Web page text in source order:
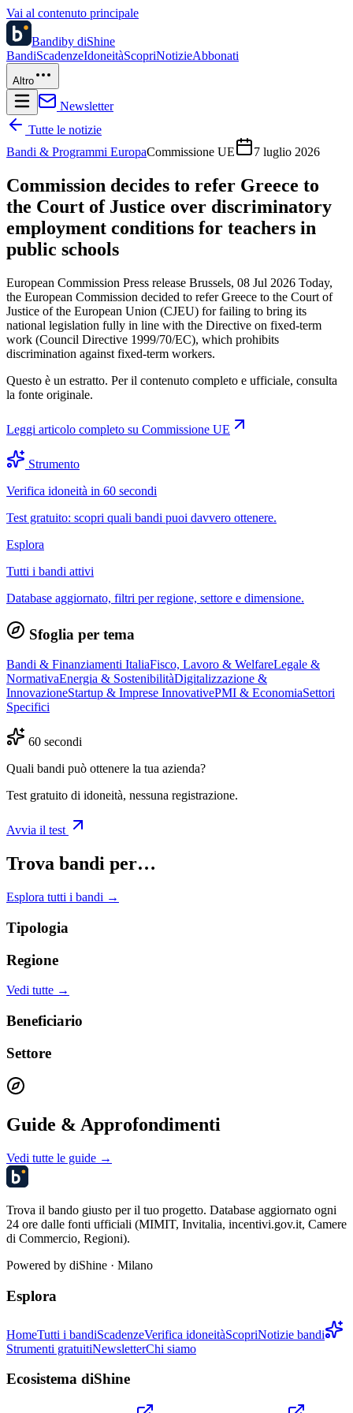
Vai al contenuto principale
Bandiby diShine
BandiScadenzeIdoneitàScopriNotizieAbbonati
Altro
Newsletter
Tutte le notizie
Bandi & Programmi EuropaCommissione UE 7 luglio 2026
Commission decides to refer Greece to
the Court of Justice over discriminatory
employment conditions for teachers in
public schools
European Commission Press release Brussels, 08 Jul 2026 Today,
the European Commission decided to refer Greece to the Court of
Justice of the European Union (CJEU) for failing to bring its
national legislation fully in line with the Directive on fixed-term
work (Council Directive 1999/70/EC), which prohibits
discrimination against fixed-term workers.
Questo è un estratto. Per il contenuto completo e ufficiale, consulta
la fonte originale.
Leggi articolo completo su Commissione UE
Strumento
Verifica idoneità in 60 secondi
Test gratuito: scopri quali bandi puoi davvero ottenere.
Esplora
Tutti i bandi attivi
Database aggiornato, filtri per regione, settore e dimensione.
Sfoglia per tema
Bandi & Finanziamenti ItaliaFisco, Lavoro & WelfareLegale &
NormativaEnergia & SostenibilitàDigitalizzazione &
InnovazioneStartup & Imprese InnovativePMI & EconomiaSettori
Specifici
60 secondi
Quali bandi può ottenere la tua azienda?
Test gratuito di idoneità, nessuna registrazione.
Avvia il test
Trova bandi per…
Esplora tutti i bandi →
Tipologia
Regione
Vedi tutte →
Beneficiario
Settore
Guide & Approfondimenti
Vedi tutte le guide →
Trova il bando giusto per il tuo progetto. Database aggiornato ogni
24 ore dalle fonti ufficiali (MIMIT, Invitalia, incentivi.gov.it, Camere
di Commercio, Regioni).
Powered by diShine · Milano
Esplora
HomeTutti i bandiScadenzeVerifica idoneitàScopriNotizie bandi
Strumenti gratuitiNewsletterChi siamo
Ecosistema diShine